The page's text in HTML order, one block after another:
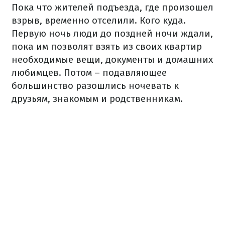
Пока что жителей подъезда, где произошел
взрыв, временно отселили. Кого куда.
Первую ночь люди до поздней ночи ждали,
пока им позволят взять из своих квартир
необходимые вещи, документы и домашних
любимцев. Потом – подавляющее
большинство разошлись ночевать к
друзьям, знакомым и родственникам.